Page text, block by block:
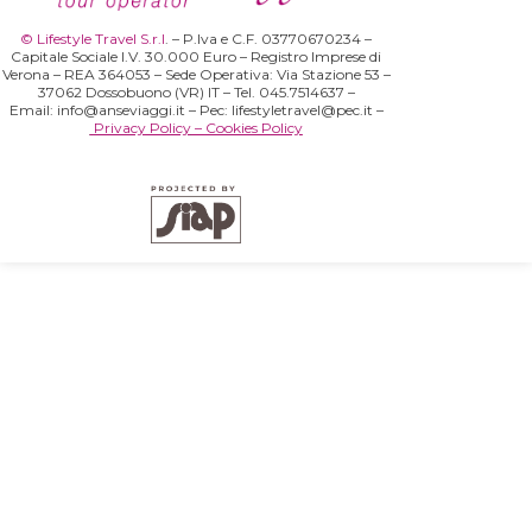
© Lifestyle Travel S.r.l – P.Iva e C.F. 03770670234 –
Capitale Sociale I.V. 30.000 Euro – Registro Imprese di
Verona – REA 364053 – Sede Operativa: Via Stazione 53 –
37062 Dossobuono (VR) IT– Tel. 045.7514637 –
Email: info@anseviaggi.it – Pec: lifestyletravel@pec.it –
Privacy Policy– Cookies Policy